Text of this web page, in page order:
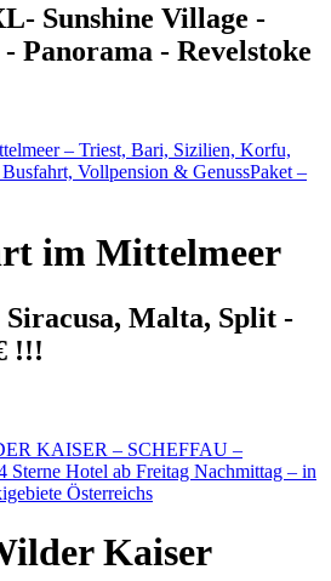
Sunshine Village -
Panorama - Revelstoke
im Mittelmeer
Malta, Split -
!!!
Kaiser